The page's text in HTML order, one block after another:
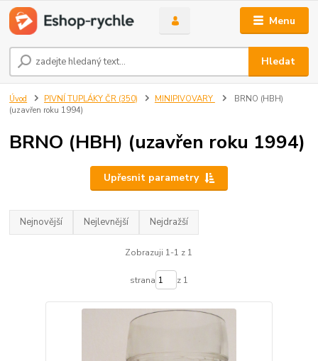
Menu
Hledat
Úvod PIVNÍ TUPLÁKY ČR (350) MINIPIVOVARY
BRNO (HBH)
(uzavřen roku 1994)
BRNO (HBH) (uzavřen roku 1994)
Upřesnit parametry
Nejnovější Nejlevnější Nejdražší
Zobrazuji 1-1 z 1
strana z 1